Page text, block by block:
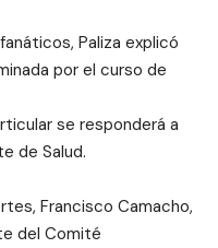
Paliza explicó
por el curso de
se responderá a
de Salud.
Francisco Camacho,
del Comité